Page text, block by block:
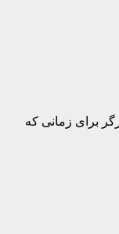
برای زمانی که